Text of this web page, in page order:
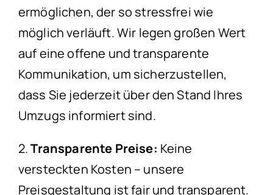
ermöglichen, der so stressfrei wie
möglich verläuft. Wir legen großen Wert
auf eine offene und transparente
Kommunikation, um sicherzustellen,
dass Sie jederzeit über den Stand Ihres
Umzugs informiert sind.
2.Transparente Preise: Keine
versteckten Kosten – unsere
Preisgestaltung ist fair und transparent.